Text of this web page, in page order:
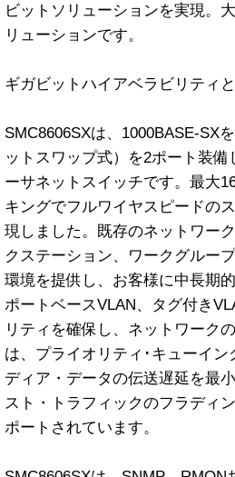
ビットソリューションを実現。
リューションです。
ギガビットハイアベラビリティ
SMC8606SXは、1000BASE-SX
ットスワップ式）を2ポート装
ーサネットスイッチです。最大
キングでフルワイヤスピードの
現しました。既存のネットワー
クステーション、ワークグルー
環境を提供し、お客様に中長期
ポートベースVLAN、タグ付き
リティを確保し、ネットワーク
は、プライオリティ･キューイ
ディア・データの伝送遅延を最
スト・トラフィックのフラディ
ポートされています。